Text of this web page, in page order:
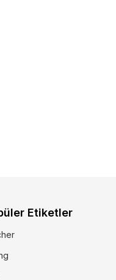
Etiketler